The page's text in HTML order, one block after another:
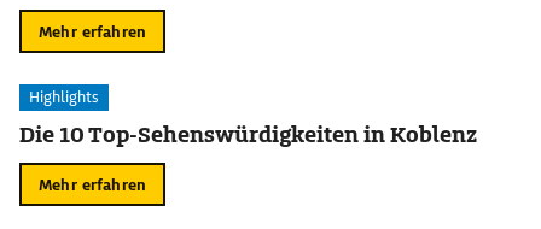
Mehr erfahren
Highlights
Die 10 Top-Sehenswürdigkeiten in Koblenz
Mehr erfahren